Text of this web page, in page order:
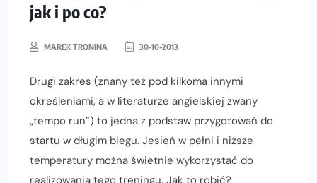
jak i po co?
MAREK TRONINA 30-10-2013
Drugi zakres (znany też pod kilkoma innymi
określeniami, a w literaturze angielskiej zwany
„tempo run”) to jedna z podstaw przygotowań do
startu w długim biegu. Jesień w pełni i niższe
temperatury można świetnie wykorzystać do